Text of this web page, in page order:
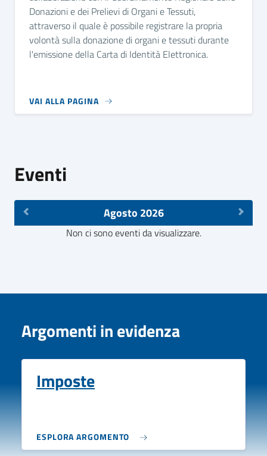
Donazioni e dei Prelievi di Organi e Tessuti,
attraverso il quale è possibile registrare la propria
volontà sulla donazione di organi e tessuti durante
l'emissione della Carta di Identità Elettronica.
VAI ALLA PAGINA
Eventi
Agosto 2026
Non ci sono eventi da visualizzare.
Argomenti in evidenza
Imposte
ESPLORA ARGOMENTO